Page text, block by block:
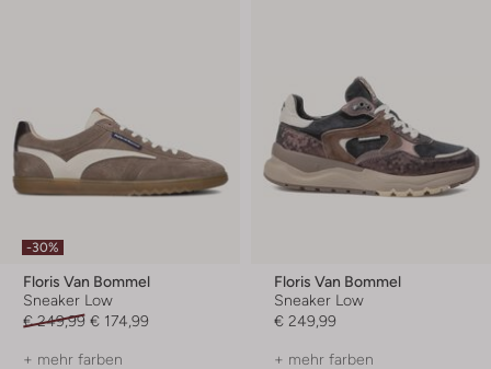
-30%
Floris Van Bommel
Sneaker Low
€ 249,99 € 174,99
+ mehr farben
Floris Van Bommel
Sneaker Low
€ 249,99
+ mehr farben